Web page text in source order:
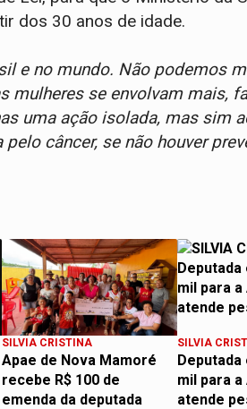
dos 30 anos de idade.
e no mundo. Não podemos
mulheres se envolvam mais,
uma ação isolada, mas sim
câncer, se não houver
SILVIA CRISTINA
Apae de Nova Mamoré
recebe R$ 100 de
emenda da deputada
SILVIA
Deputada
mil para a
atende